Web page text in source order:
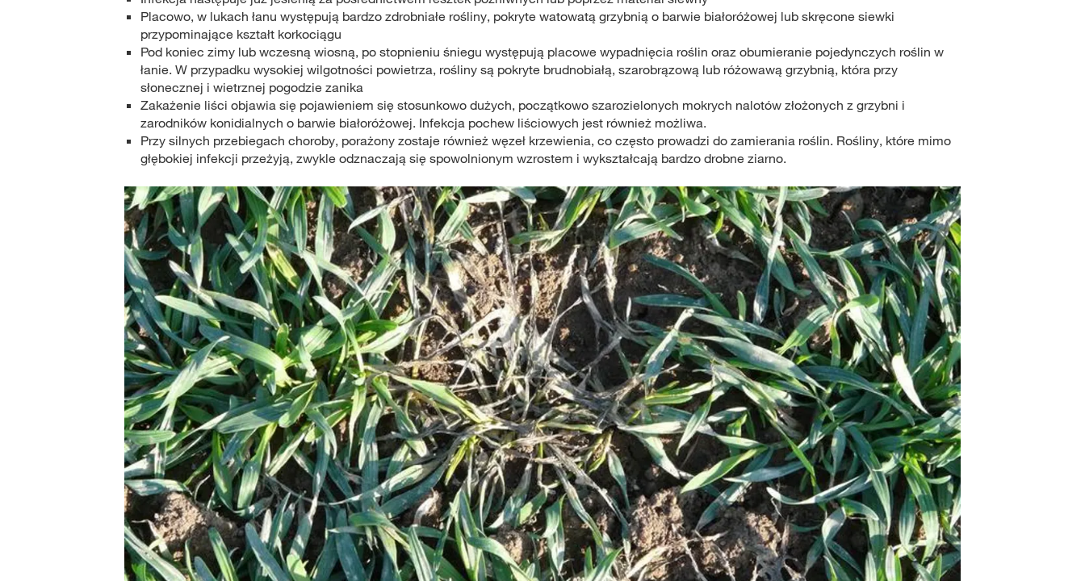
Placowo, w lukach łanu występują bardzo zdrobniałe rośliny, pokryte watowatą grzybnią o barwie białoróżowej lub skręcone siewki
przypominające kształt korkociągu
Pod koniec zimy lub wczesną wiosną, po stopnieniu śniegu występują placowe wypadnięcia roślin oraz obumieranie pojedynczych roślin w
łanie. W przypadku wysokiej wilgotności powietrza, rośliny są pokryte brudnobiałą, szarobrązową lub różowawą grzybnią, która przy
słonecznej i wietrznej pogodzie zanika
Zakażenie liści objawia się pojawieniem się stosunkowo dużych, początkowo szarozielonych mokrych nalotów złożonych z grzybni i
zarodników konidialnych o barwie białoróżowej. Infekcja pochew liściowych jest również możliwa.
Przy silnych przebiegach choroby, porażony zostaje również węzeł krzewienia, co często prowadzi do zamierania roślin. Rośliny, które mimo
głębokiej infekcji przeżyją, zwykle odznaczają się spowolnionym wzrostem i wykształcają bardzo drobne ziarno.